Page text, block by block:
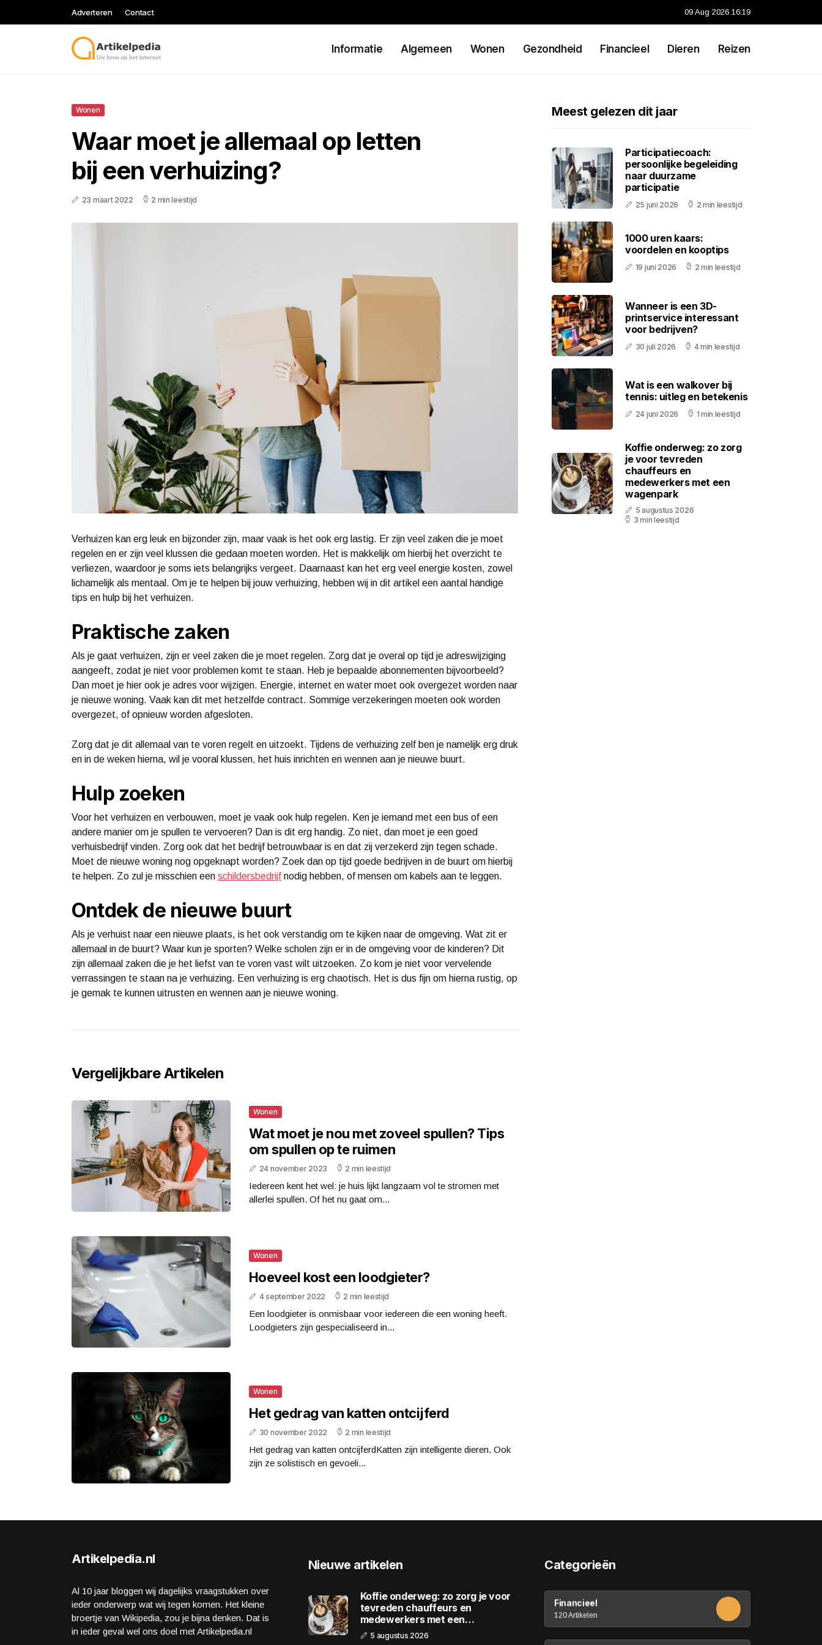
Adverteren Contact 09 Aug 2026 16:19
Informatie Algemeen Wonen Gezondheid Financieel Dieren Reizen
Wonen
Waar moet je allemaal op letten
bij een verhuizing?
23 maart 2022 2 min leestijd
Verhuizen kan erg leuk en bijzonder zijn, maar vaak is het ook erg lastig. Er zijn veel zaken die je moet
regelen en er zijn veel klussen die gedaan moeten worden. Het is makkelijk om hierbij het overzicht te
verliezen, waardoor je soms iets belangrijks vergeet. Daarnaast kan het erg veel energie kosten, zowel
lichamelijk als mentaal. Om je te helpen bij jouw verhuizing, hebben wij in dit artikel een aantal handige
tips en hulp bij het verhuizen.
Praktische zaken
Als je gaat verhuizen, zijn er veel zaken die je moet regelen. Zorg dat je overal op tijd je adreswijziging
aangeeft, zodat je niet voor problemen komt te staan. Heb je bepaalde abonnementen bijvoorbeeld?
Dan moet je hier ook je adres voor wijzigen. Energie, internet en water moet ook overgezet worden naar
je nieuwe woning. Vaak kan dit met hetzelfde contract. Sommige verzekeringen moeten ook worden
overgezet, of opnieuw worden afgesloten.
Zorg dat je dit allemaal van te voren regelt en uitzoekt. Tijdens de verhuizing zelf ben je namelijk erg druk
en in de weken hierna, wil je vooral klussen, het huis inrichten en wennen aan je nieuwe buurt.
Hulp zoeken
Voor het verhuizen en verbouwen, moet je vaak ook hulp regelen. Ken je iemand met een bus of een
andere manier om je spullen te vervoeren? Dan is dit erg handig. Zo niet, dan moet je een goed
verhuisbedrijf vinden. Zorg ook dat het bedrijf betrouwbaar is en dat zij verzekerd zijn tegen schade.
Moet de nieuwe woning nog opgeknapt worden? Zoek dan op tijd goede bedrijven in de buurt om hierbij
te helpen. Zo zul je misschien een schildersbedrijf nodig hebben, of mensen om kabels aan te leggen.
Ontdek de nieuwe buurt
Als je verhuist naar een nieuwe plaats, is het ook verstandig om te kijken naar de omgeving. Wat zit er
allemaal in de buurt? Waar kun je sporten? Welke scholen zijn er in de omgeving voor de kinderen? Dit
zijn allemaal zaken die je het liefst van te voren vast wilt uitzoeken. Zo kom je niet voor vervelende
verrassingen te staan na je verhuizing. Een verhuizing is erg chaotisch. Het is dus fijn om hierna rustig, op
je gemak te kunnen uitrusten en wennen aan je nieuwe woning.
Vergelijkbare Artikelen
Wonen
Wat moet je nou met zoveel spullen? Tips
om spullen op te ruimen
24 november 2023 2 min leestijd
Iedereen kent het wel: je huis lijkt langzaam vol te stromen met
allerlei spullen. Of het nu gaat om...
Wonen
Hoeveel kost een loodgieter?
4 september 2022 2 min leestijd
Een loodgieter is onmisbaar voor iedereen die een woning heeft.
Loodgieters zijn gespecialiseerd in...
Wonen
Het gedrag van katten ontcijferd
30 november 2022 2 min leestijd
Het gedrag van katten ontcijferdKatten zijn intelligente dieren. Ook
zijn ze solistisch en gevoeli...
Meest gelezen dit jaar
Participatiecoach:
persoonlijke begeleiding
naar duurzame
participatie
25 juni 2026 2 min leestijd
1000 uren kaars:
voordelen en kooptips
19 juni 2026 2 min leestijd
Wanneer is een 3D-
printservice interessant
voor bedrijven?
30 juli 2026 4 min leestijd
Wat is een walkover bij
tennis: uitleg en betekenis
24 juni 2026 1 min leestijd
Koffie onderweg: zo zorg
je voor tevreden
chauffeurs en
medewerkers met een
wagenpark
5 augustus 2026
3 min leestijd
Artikelpedia.nl
Al 10 jaar bloggen wij dagelijks vraagstukken over
ieder onderwerp wat wij tegen komen. Het kleine
broertje van Wikipedia, zou je bijna denken. Dat is
in ieder geval wel ons doel met Artikelpedia.nl
Nieuwe artikelen
Koffie onderweg: zo zorg je voor
tevreden chauffeurs en
medewerkers met een
wagenpark
5 augustus 2026
Categorieën
Financieel
120 Artikelen